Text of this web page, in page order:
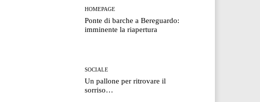
HOMEPAGE
Ponte di barche a Bereguardo:
imminente la riapertura
SOCIALE
Un pallone per ritrovare il
sorriso…